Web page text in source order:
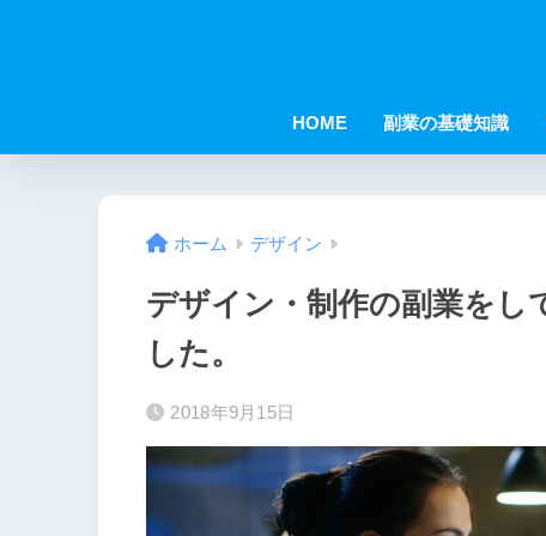
HOME 副業の基礎知識
ホーム デザイン
デザイン・制作の副業をし
した。
2018年9月15日